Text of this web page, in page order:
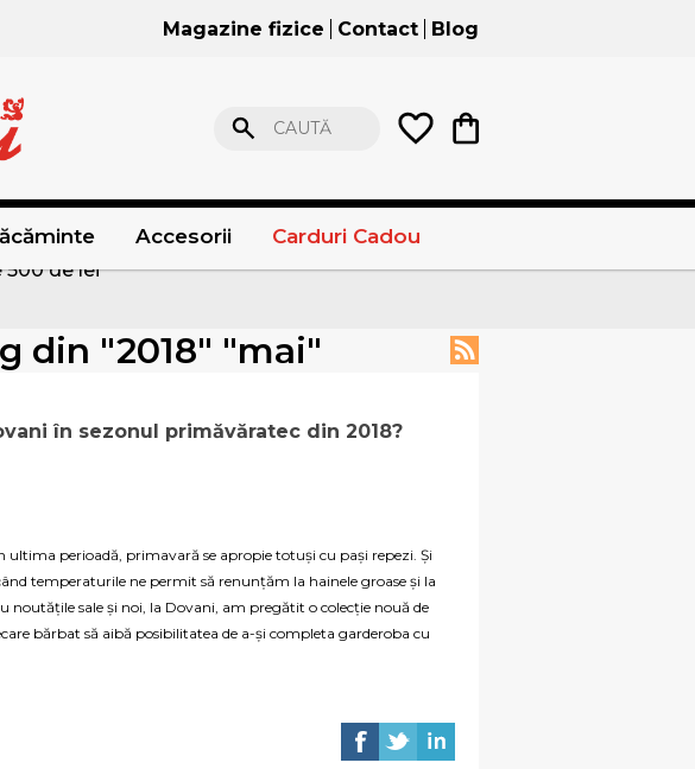
Magazine fizice Contact Blog
CAUTĂ
Accesorii Carduri Cadou
de lei
din "2018" "mai"
în sezonul primăvăratec din 2018?
ultima perioadă, primavară se apropie totuși cu pași repezi. Și
temperaturile ne permit să renunțăm la hainele groase și la
noutățile sale și noi, la Dovani, am pregătit o colecție nouă de
bărbat să aibă posibilitatea de a-și completa garderoba cu